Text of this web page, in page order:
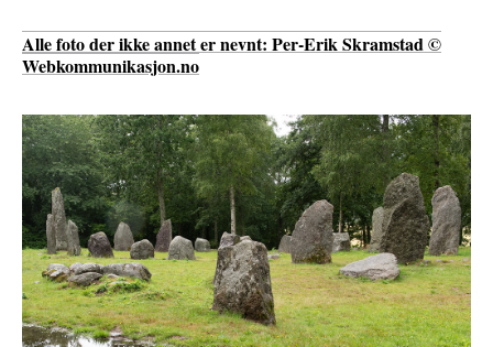
Alle foto der ikke annet er nevnt: Per-Erik Skramstad ©
Webkommunikasjon.no